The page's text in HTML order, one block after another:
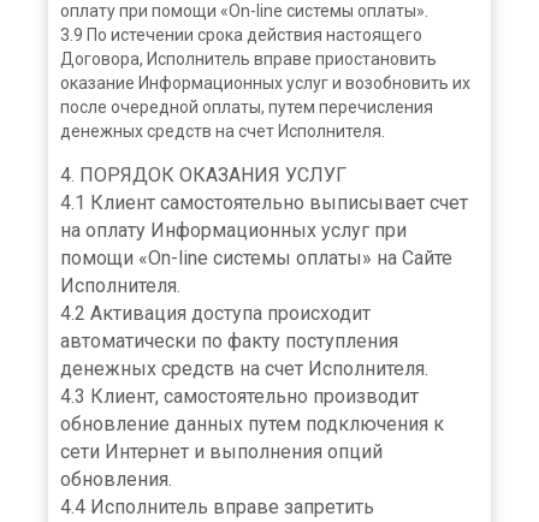
оплату при помощи «On-line системы оплаты».
3.9 По истечении срока действия настоящего
Договора, Исполнитель вправе приостановить
оказание Информационных услуг и возобновить их
после очередной оплаты, путем перечисления
денежных средств на счет Исполнителя.
4. ПОРЯДОК ОКАЗАНИЯ УСЛУГ
4.1 Клиент самостоятельно выписывает счет
на оплату Информационных услуг при
помощи «On-line системы оплаты» на Сайте
Исполнителя.
4.2 Активация доступа происходит
автоматически по факту поступления
денежных средств на счет Исполнителя.
4.3 Клиент, самостоятельно производит
обновление данных путем подключения к
сети Интернет и выполнения опций
обновления.
4.4 Исполнитель вправе запретить